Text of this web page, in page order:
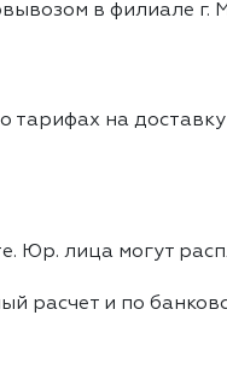
в филиале г.
на
Юр. лица могут
расчет и по